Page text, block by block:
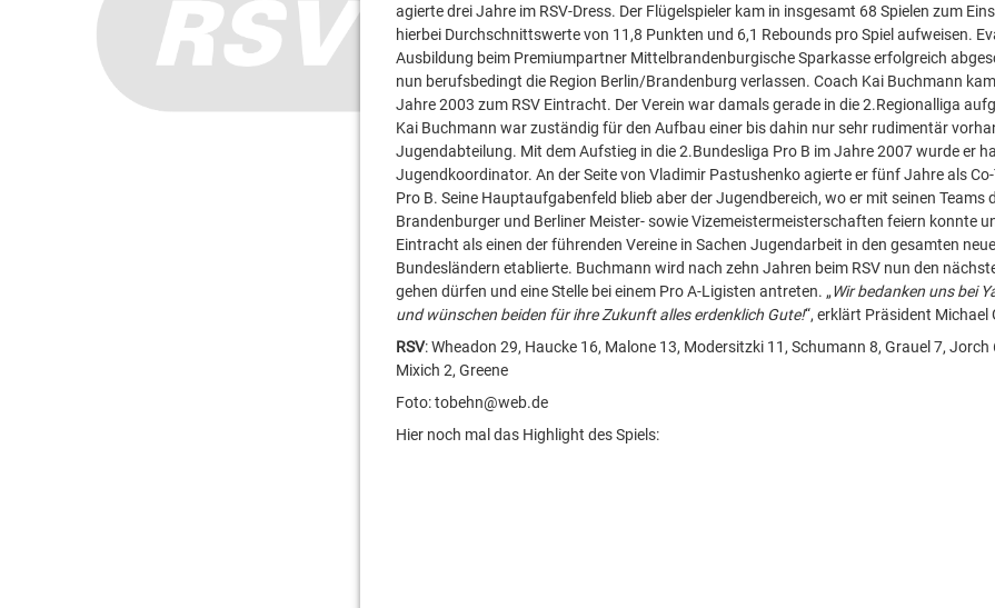
agierte drei Jahre im RSV-Dress. Der Flügelspieler kam in insgesamt 68 Spielen zum
hierbei Durchschnittswerte von 11,8 Punkten und 6,1 Rebounds pro Spiel aufweisen.
Ausbildung beim Premiumpartner Mittelbrandenburgische Sparkasse erfolgreich
nun berufsbedingt die Region Berlin/Brandenburg verlassen. Coach Kai Buchmann
Jahre 2003 zum RSV Eintracht. Der Verein war damals gerade in die 2.Regionalliga
Kai Buchmann war zuständig für den Aufbau einer bis dahin nur sehr rudimentär
Jugendabteilung. Mit dem Aufstieg in die 2.Bundesliga Pro B im Jahre 2007 wurde er
Jugendkoordinator. An der Seite von Vladimir Pastushenko agierte er fünf Jahre als
Pro B. Seine Hauptaufgabenfeld blieb aber der Jugendbereich, wo er mit seinen Teams
Brandenburger und Berliner Meister- sowie Vizemeistermeisterschaften feiern konnte
Eintracht als einen der führenden Vereine in Sachen Jugendarbeit in den gesamten
Bundesländern etablierte. Buchmann wird nach zehn Jahren beim RSV nun den
gehen dürfen und eine Stelle bei einem Pro A-Ligisten antreten. „Wir bedanken uns bei
und wünschen beiden für ihre Zukunft alles erdenklich Gute!“, erklärt Präsident Michael
RSV: Wheadon 29, Haucke 16, Malone 13, Modersitzki 11, Schumann 8, Grauel 7, Jorch
Mixich 2, Greene
Foto: tobehn@web.de
Hier noch mal das Highlight des Spiels: